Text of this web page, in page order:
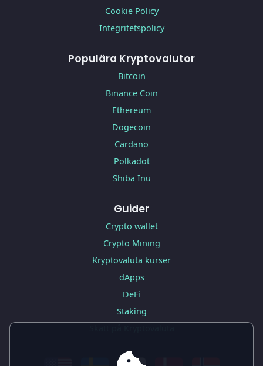
Cookie Policy
Integritetspolicy
Populära Kryptovalutor
Bitcoin
Binance Coin
Ethereum
Dogecoin
Cardano
Polkadot
Shiba Inu
Guider
Crypto wallet
Crypto Mining
Kryptovaluta kurser
dApps
DeFi
Staking